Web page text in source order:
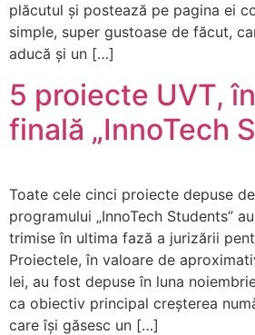
plăcutul și postează pe pagina ei
simple, super gustoase de făcut,
aducă și un […]
5 proiecte UVT,
finală „InnoTech
Toate cele cinci proiecte depuse
programului „InnoTech Students”
trimise în ultima fază a jurizării
Proiectele, în valoare de
lei, au fost depuse în luna
ca obiectiv principal creșterea
care își găsesc un […]